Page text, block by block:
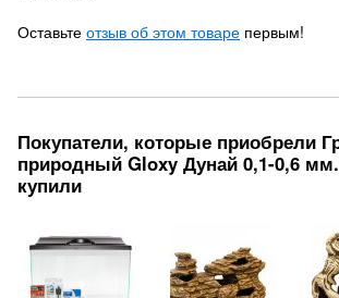
Оставьте отзыв об этом товаре первым!
Покупатели, которые приобрели
природный Gloxy Дунай 0,1-0,6 мм.
купили